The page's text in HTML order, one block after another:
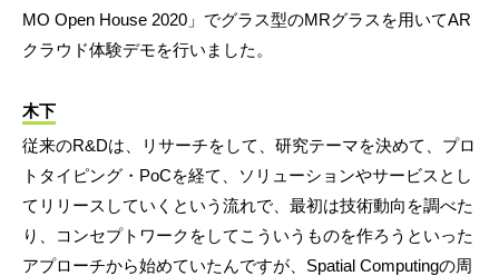
MO Open House 2020」でグラス型のMRグラスを用いてAR
クラウド体験デモを行いました。
木下
従来のR&Dは、リサーチをして、研究テーマを決めて、プロ
トタイピング・PoCを経て、ソリューションやサービスとし
てリリースしていくという流れで、最初は技術動向を調べた
り、コンセプトワークをしてこういうものを作ろうといった
アプローチから始めていたんですが、Spatial Computingの周